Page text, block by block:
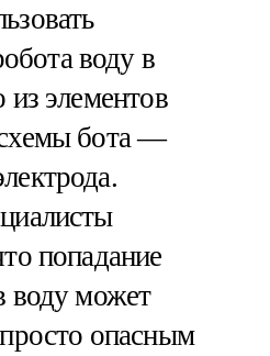
воду в
из элементов
бота —
попадание
воду может
опасным